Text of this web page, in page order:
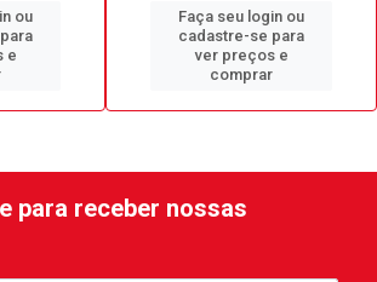
ou
e
Faça seu login ou
cadastre-se para
ver preços e
comprar
para receber nossas